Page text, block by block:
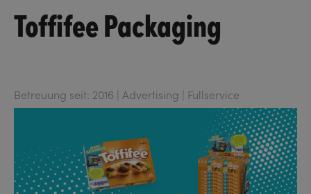
Toffifee Packaging
Betreuung seit: 2016 | Advertising | Fullservice